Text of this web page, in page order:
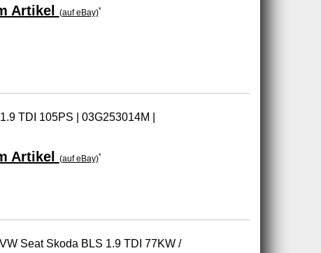
Artikel (auf eBay)*
TDI 105PS | 03G253014M |
Artikel (auf eBay)*
Seat Skoda BLS 1.9 TDI 77KW /